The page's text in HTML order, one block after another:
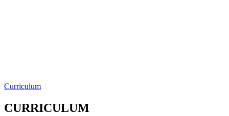
Curriculum
CURRICULUM